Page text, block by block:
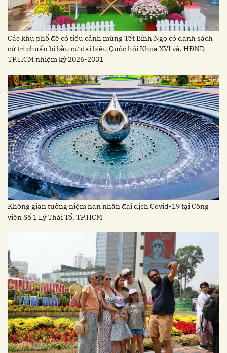
Các khu phố đề có tiểu cảnh mừng Tết Bính Ngọ có danh sách
cử tri chuẩn bị bầu cử đại biểu Quốc hội Khóa XVI và, HĐND
TP.HCM nhiệm kỳ 2026-2031
Không gian tưởng niệm nạn nhân đại dịch Covid-19 tại Công
viên Số 1 Lý Thái Tổ, TP.HCM